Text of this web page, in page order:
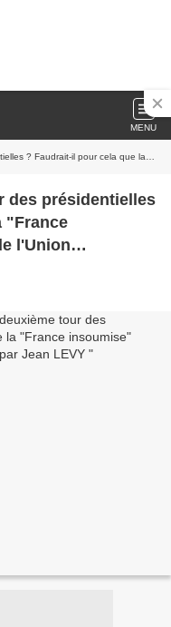
MENU
claque la porte de l'Union européenne... par Jean LEVY
des présidentielles
"France
l'Union